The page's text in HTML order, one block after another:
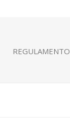
REGULAMENTO